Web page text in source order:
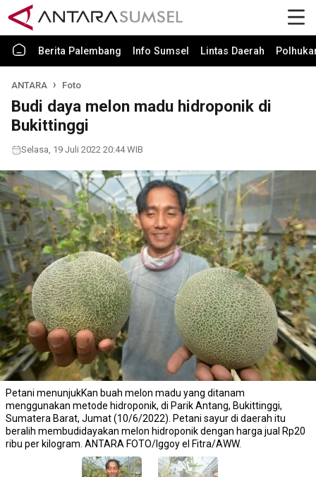
Berita Palembang Info Sumsel Lintas Daerah
ANTARA Foto
Budi daya melon madu hidroponik di
Bukittinggi
Selasa, 19 Juli 2022 20:44 WIB
Petani menunjukKan buah melon madu yang ditanam
menggunakan metode hidroponik, di Parik Antang, Bukittinggi,
Sumatera Barat, Jumat (10/6/2022). Petani sayur di daerah itu
beralih membudidayakan melon hidroponik dengan harga jual Rp20
ribu per kilogram. ANTARA FOTO/Iggoy el Fitra/AWW.